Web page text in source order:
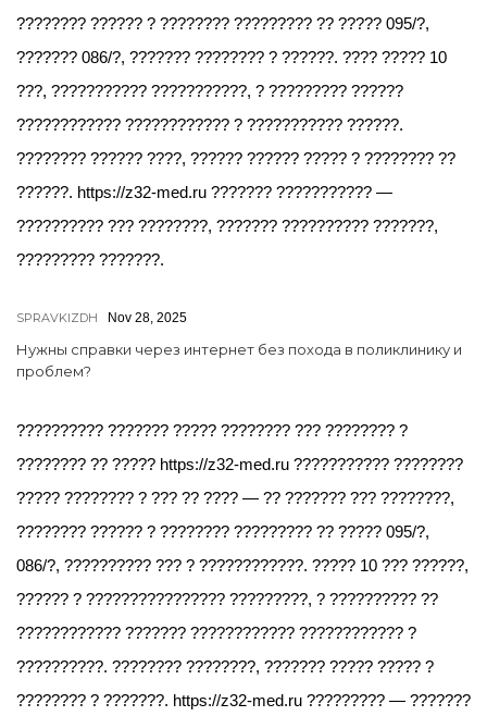
???????? ?????? ? ???????? ????????? ?? ????? 095/?,
??????? 086/?, ??????? ???????? ? ??????. ???? ????? 10
???, ??????????? ???????????, ? ????????? ??????
???????????? ???????????? ? ??????????? ??????.
???????? ?????? ????, ?????? ?????? ????? ? ???????? ??
??????. https://z32-med.ru ??????? ??????????? —
?????????? ??? ????????, ??????? ?????????? ???????,
????????? ???????.
SPRAVKIZDH Nov 28, 2025
Нужны справки через интернет без похода в поликлинику и
проблем?
?????????? ??????? ????? ???????? ??? ???????? ?
???????? ?? ????? https://z32-med.ru ??????????? ????????
????? ???????? ? ??? ?? ???? — ?? ??????? ??? ????????,
???????? ?????? ? ???????? ????????? ?? ????? 095/?,
086/?, ?????????? ??? ? ????????????. ????? 10 ??? ??????,
?????? ? ???????????????? ?????????, ? ?????????? ??
???????????? ??????? ???????????? ???????????? ?
??????????. ???????? ????????, ??????? ????? ????? ?
???????? ? ???????. https://z32-med.ru ????????? — ???????